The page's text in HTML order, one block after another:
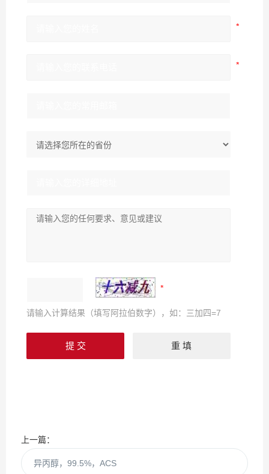
请输入计算结果（填写阿拉伯数字），如：三加四=7
上一篇：
异丙醇，99.5%，ACS